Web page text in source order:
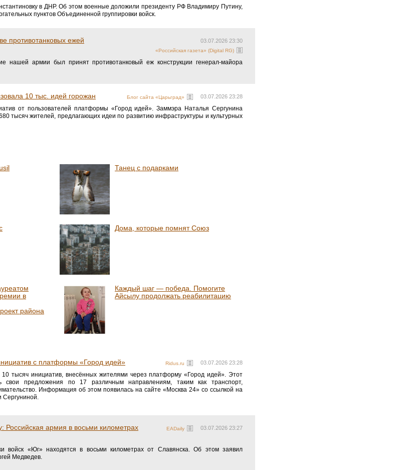
в ДНР. Об этом военные доложили президенту РФ Владимиру Путину,
пунктов Объединенной группировки войск.
03.07.2026 23:30
«Российская газета» (Digital RG)
противотанковых ежей
нашей армии был принят противотанковый еж конструкции генерал-майора
03.07.2026 23:28
Блог сайта «Царьград»
10 тыс. идей горожан
от пользователей платформы «Город идей». Заммэра Наталья Сергунина
тысяч жителей, предлагающих идеи по развитию инфраструктуры и культурных
Танец с подарками
Дома, которые помнят Союз
в
района
Каждый шаг — победа. Помогите
Айсылу продолжать реабилитацию
03.07.2026 23:28
Ridus.ru
с платформы «Город идей»
тысяч инициатив, внесённых жителями через платформу «Город идей». Этот
свои предложения по 17 различным направлениям, таким как транспорт,
Информация об этом появилась на сайте «Москва 24» со ссылкой на
03.07.2026 23:27
EADaily
Российская армия в восьми километрах
войск «Юг» находятся в восьми километрах от Славянска. Об этом заявил
Медведев.